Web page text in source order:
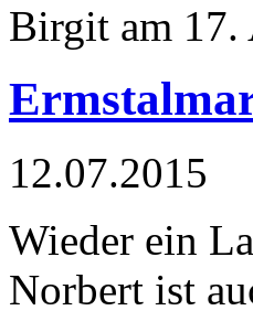
Birgit am
12.07.2015
Wieder ein
Norbert ist